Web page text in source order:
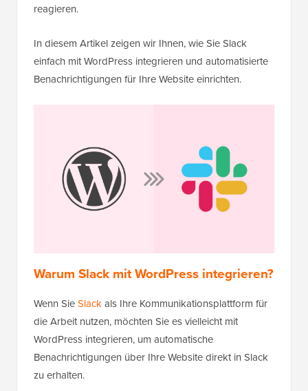
reagieren.
In diesem Artikel zeigen wir Ihnen, wie Sie Slack
einfach mit WordPress integrieren und automatisierte
Benachrichtigungen für Ihre Website einrichten.
Warum Slack mit WordPress integrieren?
Wenn SieSlackals Ihre Kommunikationsplattform für
die Arbeit nutzen, möchten Sie es vielleicht mit
WordPress integrieren, um automatische
Benachrichtigungen über Ihre Website direkt in Slack
zu erhalten.